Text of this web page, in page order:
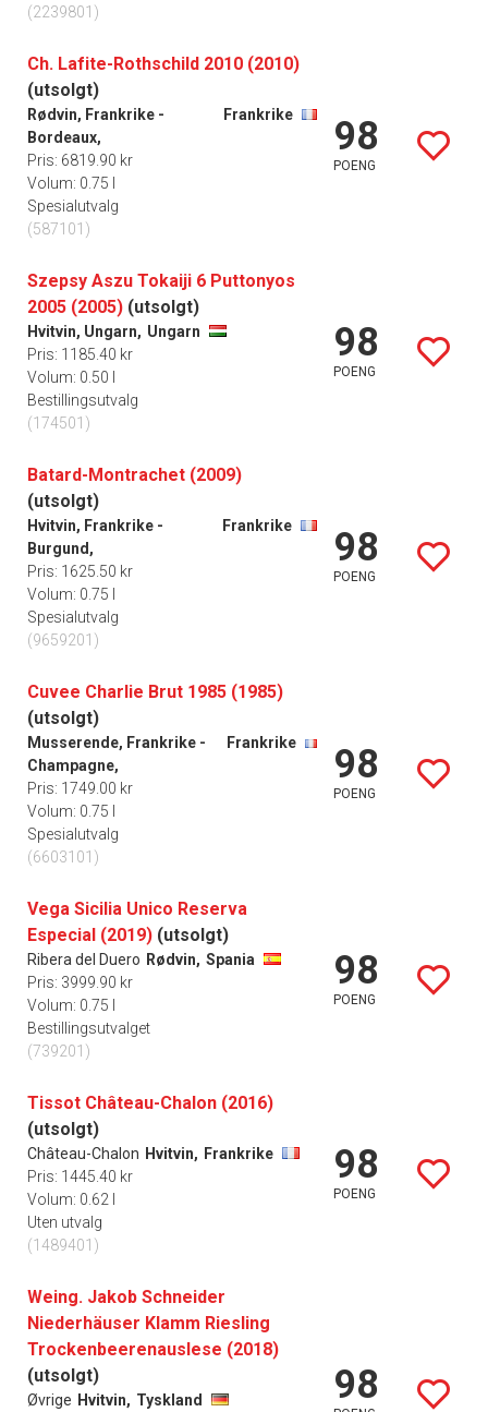
(2239801)
Ch. Lafite-Rothschild 2010 (2010)
(utsolgt)
Rødvin, Frankrike -
Bordeaux,
Frankrike
Pris: 6819.90 kr
Volum: 0.75 l
Spesialutvalg
(587101)
98
POENG
Szepsy Aszu Tokaiji 6 Puttonyos
2005 (2005) (utsolgt)
Hvitvin, Ungarn, Ungarn
Pris: 1185.40 kr
Volum: 0.50 l
Bestillingsutvalg
(174501)
98
POENG
Batard-Montrachet (2009)
(utsolgt)
Hvitvin, Frankrike -
Burgund,
Frankrike
Pris: 1625.50 kr
Volum: 0.75 l
Spesialutvalg
(9659201)
98
POENG
Cuvee Charlie Brut 1985 (1985)
(utsolgt)
Musserende, Frankrike -
Champagne,
Frankrike
Pris: 1749.00 kr
Volum: 0.75 l
Spesialutvalg
(6603101)
98
POENG
Vega Sicilia Unico Reserva
Especial (2019) (utsolgt)
Ribera del Duero Rødvin, Spania
Pris: 3999.90 kr
Volum: 0.75 l
Bestillingsutvalget
(739201)
98
POENG
Tissot Château-Chalon (2016)
(utsolgt)
Château-Chalon Hvitvin, Frankrike
Pris: 1445.40 kr
Volum: 0.62 l
Uten utvalg
(1489401)
98
POENG
Weing. Jakob Schneider
Niederhäuser Klamm Riesling
Trockenbeerenauslese (2018)
(utsolgt)
Øvrige Hvitvin, Tyskland 98